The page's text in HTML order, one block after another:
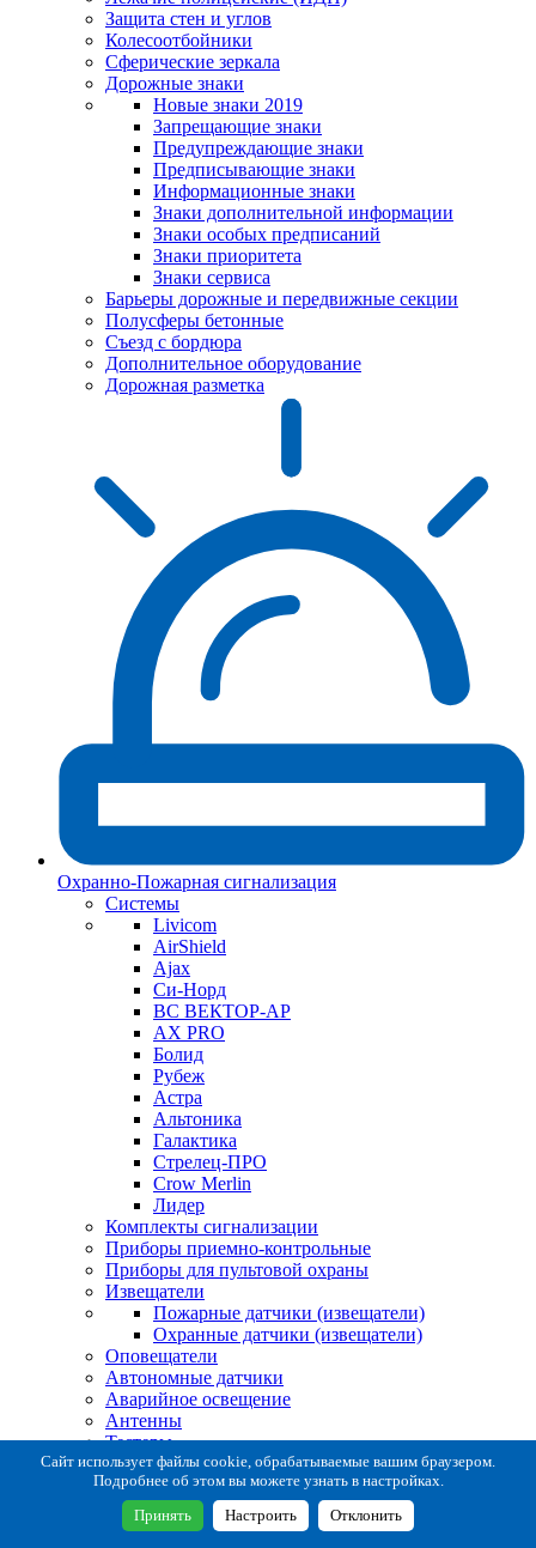
Защита стен и углов
Колесоотбойники
Сферические зеркала
Дорожные знаки
Новые знаки 2019
Запрещающие знаки
Предупреждающие знаки
Предписывающие знаки
Информационные знаки
Знаки дополнительной информации
Знаки особых предписаний
Знаки приоритета
Знаки сервиса
Барьеры дорожные и передвижные секции
Полусферы бетонные
Съезд с бордюра
Дополнительное оборудование
Дорожная разметка
Охранно-Пожарная сигнализация
Системы
Livicom
AirShield
Ajax
Си-Норд
ВС ВЕКТОР-АР
AX PRO
Болид
Рубеж
Астра
Альтоника
Галактика
Стрелец-ПРО
Crow Merlin
Лидер
Комплекты сигнализации
Приборы приемно-контрольные
Приборы для пультовой охраны
Извещатели
Пожарные датчики (извещатели)
Охранные датчики (извещатели)
Оповещатели
Автономные датчики
Аварийное освещение
Антенны
Тестеры
Система сбора извещений
Расходные и монтажные материалы
Коробки коммутационные
Кронштейны для извещателей
Сайт использует файлы cookie, обрабатываемые вашим браузером.
Подробнее об этом вы можете узнать в настройках.
Принять Настроить Отклонить